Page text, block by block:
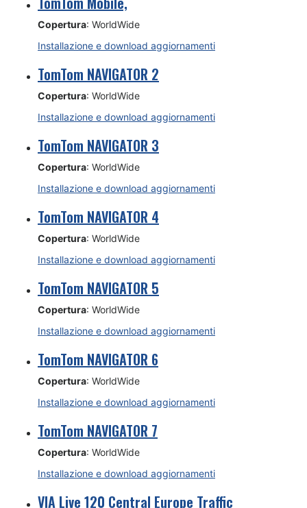
Copertura: WorldWide
Installazione e download aggiornamenti
TomTom NAVIGATOR 2
Copertura: WorldWide
Installazione e download aggiornamenti
TomTom NAVIGATOR 3
Copertura: WorldWide
Installazione e download aggiornamenti
TomTom NAVIGATOR 4
Copertura: WorldWide
Installazione e download aggiornamenti
TomTom NAVIGATOR 5
Copertura: WorldWide
Installazione e download aggiornamenti
TomTom NAVIGATOR 6
Copertura: WorldWide
Installazione e download aggiornamenti
TomTom NAVIGATOR 7
Copertura: WorldWide
Installazione e download aggiornamenti
VIA Live 120 Central Europe Traffic